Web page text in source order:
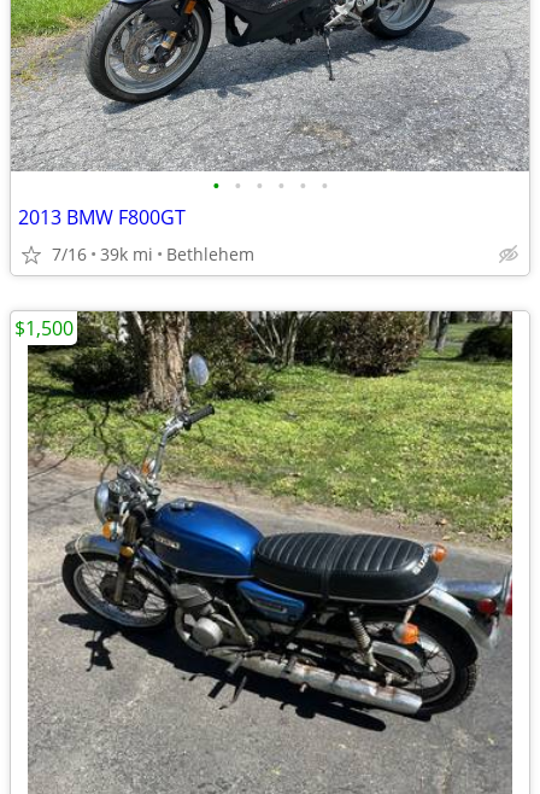
• • • • • •
2013 BMW F800GT
7/16 39k mi Bethlehem
$1,500